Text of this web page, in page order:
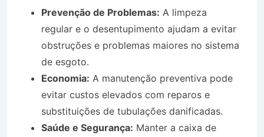
Prevenção de Problemas: A limpeza
regular e o desentupimento ajudam a evitar
obstruções e problemas maiores no sistema
de esgoto.
Economia: A manutenção preventiva pode
evitar custos elevados com reparos e
substituições de tubulações danificadas.
Saúde e Segurança: Manter a caixa de